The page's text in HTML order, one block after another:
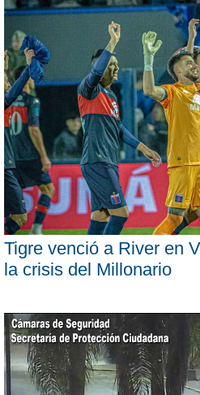
Tigre venció a River en
la crisis del Millonario